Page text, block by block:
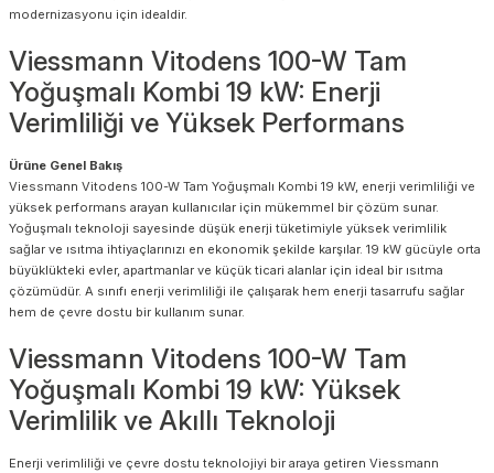
modernizasyonu için idealdir.
Viessmann Vitodens 100-W Tam
Yoğuşmalı Kombi 19 kW: Enerji
Verimliliği ve Yüksek Performans
Ürüne Genel Bakış
Viessmann Vitodens 100-W Tam Yoğuşmalı Kombi 19 kW, enerji verimliliği ve
yüksek performans arayan kullanıcılar için mükemmel bir çözüm sunar.
Yoğuşmalı teknoloji sayesinde düşük enerji tüketimiyle yüksek verimlilik
sağlar ve ısıtma ihtiyaçlarınızı en ekonomik şekilde karşılar. 19 kW gücüyle orta
büyüklükteki evler, apartmanlar ve küçük ticari alanlar için ideal bir ısıtma
çözümüdür. A sınıfı enerji verimliliği ile çalışarak hem enerji tasarrufu sağlar
hem de çevre dostu bir kullanım sunar.
Viessmann Vitodens 100-W Tam
Yoğuşmalı Kombi 19 kW: Yüksek
Verimlilik ve Akıllı Teknoloji
Enerji verimliliği ve çevre dostu teknolojiyi bir araya getiren Viessmann